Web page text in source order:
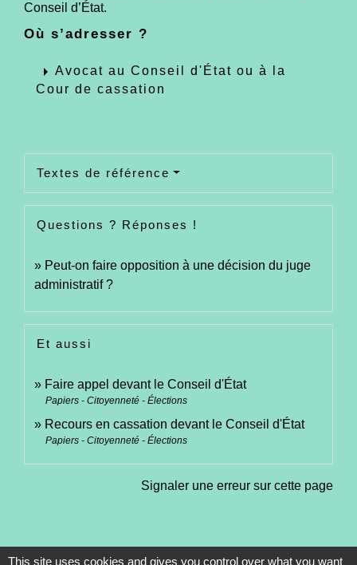
Conseil d’État.
Où s’adresser ?
arrow_right Avocat au Conseil d'État ou à la
Cour de cassation
Textes de référence
Questions ? Réponses !
Peut-on faire opposition à une décision du juge
administratif ?
Et aussi
Faire appel devant le Conseil d'État
Papiers - Citoyenneté - Élections
Recours en cassation devant le Conseil d'État
Papiers - Citoyenneté - Élections
Signaler une erreur sur cette page
This site uses cookies and gives you control over what you want